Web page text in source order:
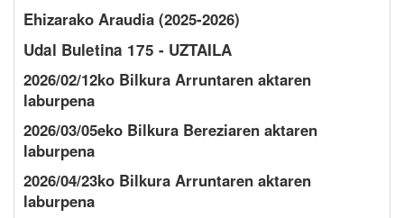
Ehizarako Araudia (2025-2026)
Udal Buletina 175 - UZTAILA
2026/02/12ko Bilkura Arruntaren aktaren
laburpena
2026/03/05eko Bilkura Bereziaren aktaren
laburpena
2026/04/23ko Bilkura Arruntaren aktaren
laburpena